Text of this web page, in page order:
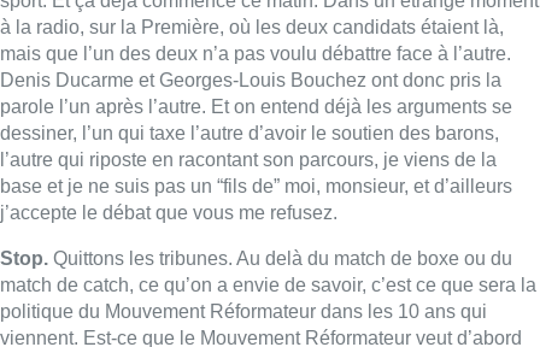
viennent. Est-ce que le Mouvement Réformateur veut d’abord
moins de taxes et moins d’État, et est ce-que pour cela, il est
prêt à s’allier avec des partis flamands qui partagent cette
vision, ou est-ce qu’il veut au contraire défendre d’abord une
solidarité interrégionale qui impose d’offrir un front francophone
face aux demandes de régionalisation flamandes ?
C’est là-
dessus qu’on a envie d’entendre Georges-Louis Bouchez et
Denis Ducarme. Savoir aussi lequel des deux aura
prioritairement de bonnes relations avec Maxime Prévot de
faire un bloc de centre-droit, ou plutôt avec Paul Magnette,
Jean-Marc Nollet et Rajae Maouane pour négocier des
majorités larges dans un climat de confiance. On ne doute pas
que ce débat a eu lieu dans les réunions réservées aux